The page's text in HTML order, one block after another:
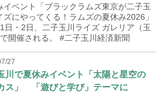
イベント「ブラックラムズ東京が二子玉
ズにやってくる！ラムズの夏休み2026」
日・2日、二子玉川ライズ ガレリア（玉
開催される。 #二子玉川経済新聞
27
川で夏休みイベント「太陽と星空の
ス」 「遊びと学び」テーマに